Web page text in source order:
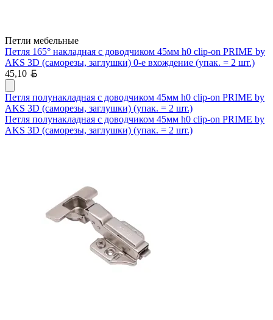
Петли мебельные
Петля 165° накладная с доводчиком 45мм h0 clip-on PRIME by
AKS 3D (саморезы, заглушки) 0-е вхождение (упак. = 2 шт.)
45,10
Петля полунакладная с доводчиком 45мм h0 clip-on PRIME by
AKS 3D (саморезы, заглушки) (упак. = 2 шт.)
Петля полунакладная с доводчиком 45мм h0 clip-on PRIME by
AKS 3D (саморезы, заглушки) (упак. = 2 шт.)